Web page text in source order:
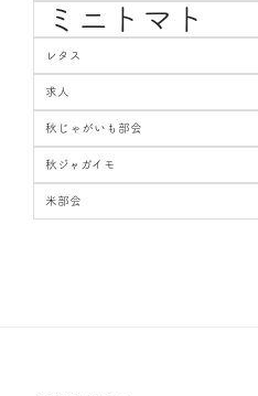
ミニトマト
レタス
求人
秋じゃがいも部会
秋ジャガイモ
米部会